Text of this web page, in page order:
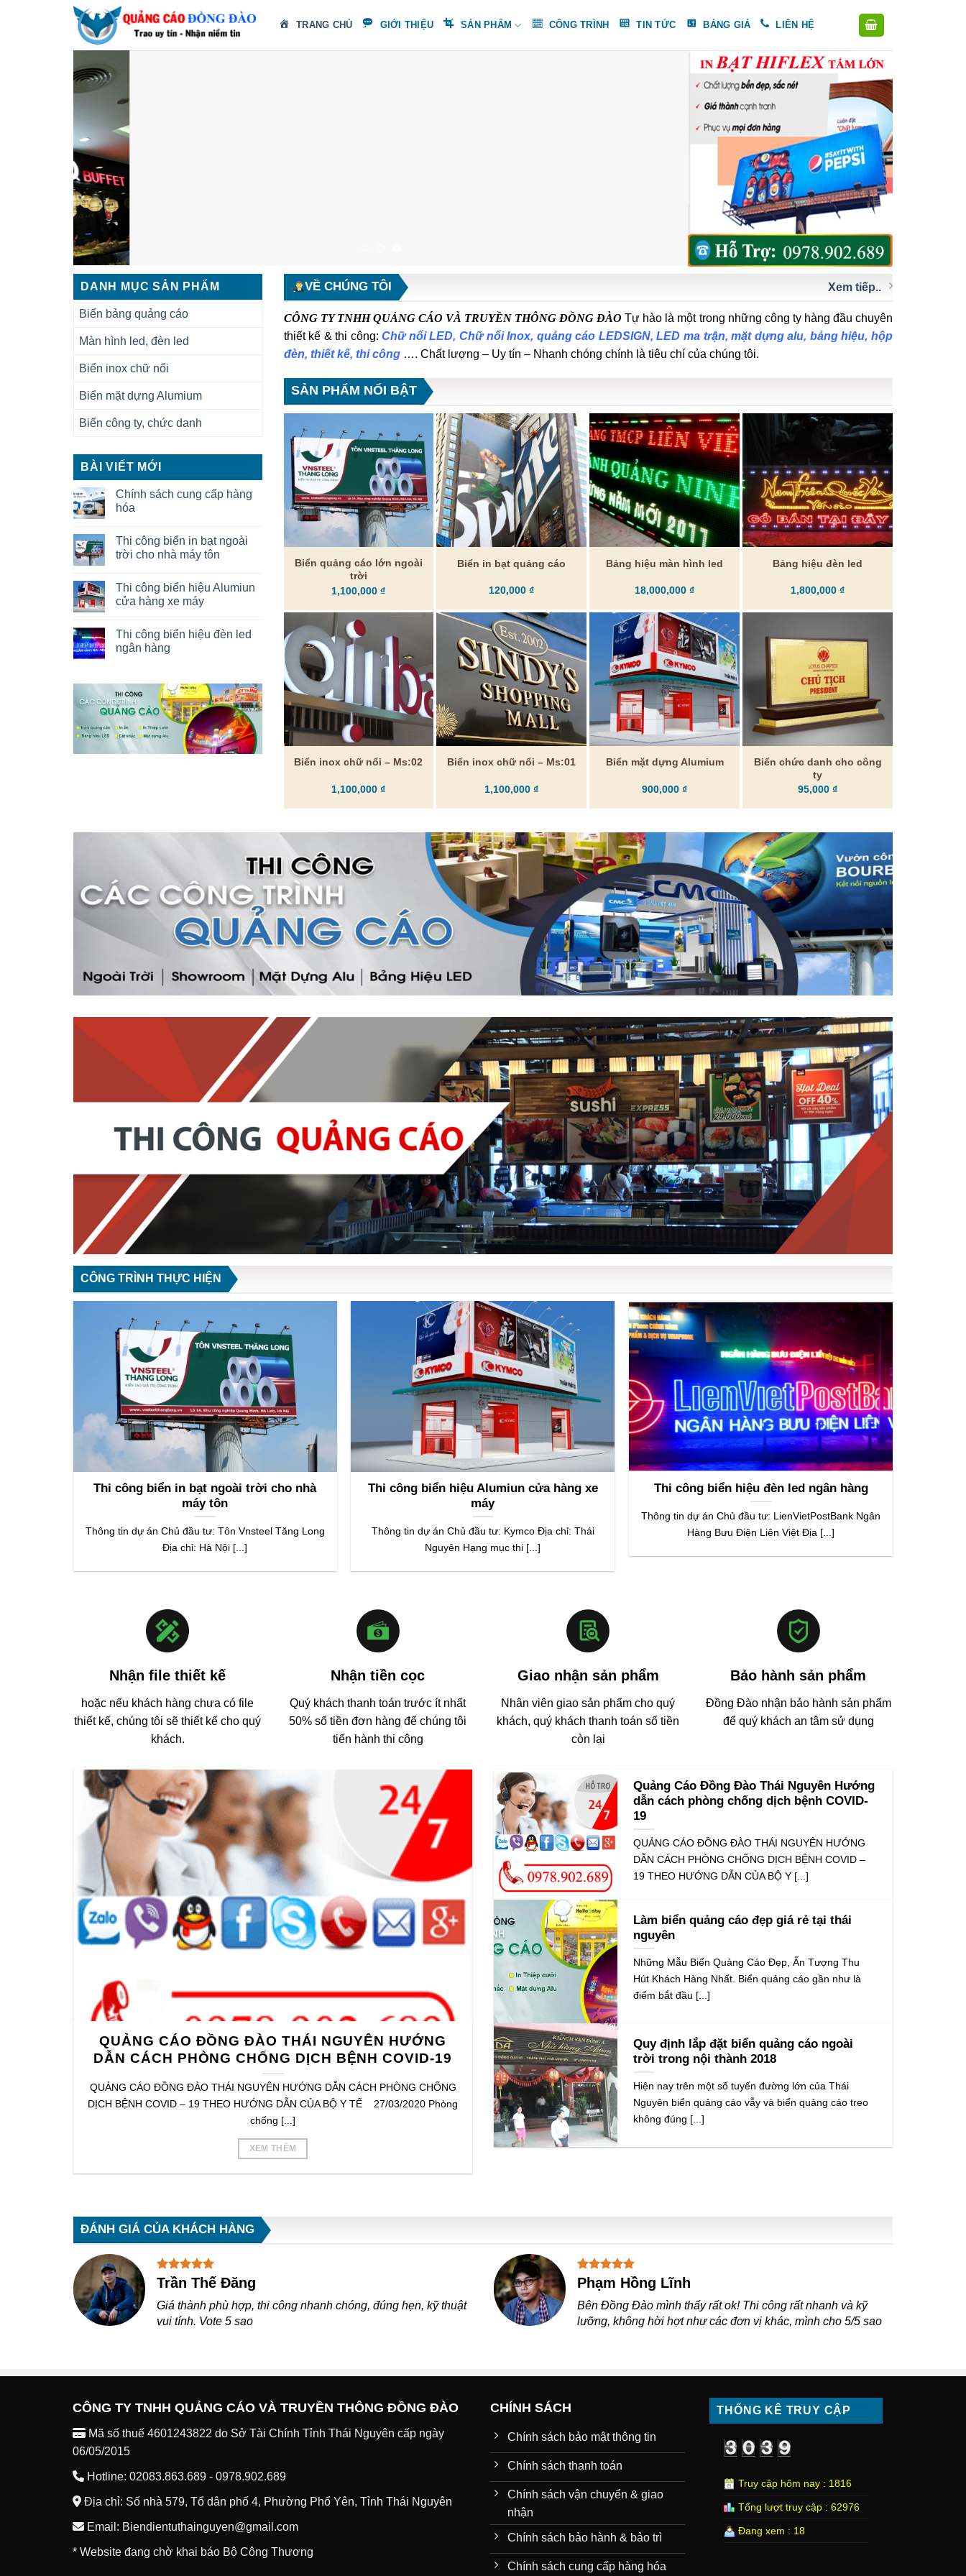
TRANG CHỦ GIỚI THIỆU SẢN PHẨM CÔNG TRÌNH TIN TỨC BẢNG GIÁ LIÊN HỆ
DANH MỤC SẢN PHẨM
Biển bảng quảng cáo
Màn hình led, đèn led
Biển inox chữ nổi
Biển mặt dựng Alumium
Biển công ty, chức danh
BÀI VIẾT MỚI
Chính sách cung cấp hàng
hóa
Thi công biển in bạt ngoài
trời cho nhà máy tôn
Thi công biển hiệu Alumiun
cửa hàng xe máy
Thi công biển hiệu đèn led
ngân hàng
VỀ CHÚNG TÔI Xem tiếp..
CÔNG TY TNHH QUẢNG CÁO VÀ TRUYỀN THÔNG ĐỒNG ĐÀO Tự hào là một trong những công ty hàng đầu chuyên
thiết kế & thi công:Chữ nổi LED, Chữ nổi Inox, quảng cáo LEDSIGN, LED ma trận, mặt dựng alu, bảng hiệu, hộp
đèn, thiết kế, thi công…. Chất lượng – Uy tín – Nhanh chóng chính là tiêu chí của chúng tôi.
SẢN PHẨM NỔI BẬT
Biển quảng cáo lớn ngoài
trời
1,100,000₫
Biển in bạt quảng cáo
120,000₫
Bảng hiệu màn hình led
18,000,000₫
Bảng hiệu đèn led
1,800,000₫
Biển inox chữ nổi – Ms:02
1,100,000₫
Biển inox chữ nổi – Ms:01
1,100,000₫
Biển mặt dựng Alumium
900,000₫
Biển chức danh cho công
ty
95,000₫
CÔNG TRÌNH THỰC HIỆN
Thi công biển in bạt ngoài trời cho nhà
máy tôn
Thông tin dự án Chủ đầu tư: Tôn Vnsteel Tăng Long
Địa chỉ: Hà Nội [...]
Thi công biển hiệu Alumiun cửa hàng xe
máy
Thông tin dự án Chủ đầu tư: Kymco Địa chỉ: Thái
Nguyên Hạng mục thi [...]
Thi công biển hiệu đèn led ngân hàng
Thông tin dự án Chủ đầu tư: LienVietPostBank Ngân
Hàng Bưu Điện Liên Việt Địa [...]
Nhận file thiết kế
hoặc nếu khách hàng chưa có file
thiết kế, chúng tôi sẽ thiết kế cho quý
khách.
Nhận tiền cọc
Quý khách thanh toán trước ít nhất
50% số tiền đơn hàng để chúng tôi
tiến hành thi công
Giao nhận sản phẩm
Nhân viên giao sản phẩm cho quý
khách, quý khách thanh toán số tiền
còn lại
Bảo hành sản phẩm
Đồng Đào nhận bảo hành sản phẩm
để quý khách an tâm sử dụng
QUẢNG CÁO ĐỒNG ĐÀO THÁI NGUYÊN HƯỚNG
DẪN CÁCH PHÒNG CHỐNG DỊCH BỆNH COVID-19
QUẢNG CÁO ĐỒNG ĐÀO THÁI NGUYÊN HƯỚNG DẪN CÁCH PHÒNG CHỐNG
DỊCH BỆNH COVID – 19 THEO HƯỚNG DẪN CỦA BỘ Y TẾ 27/03/2020 Phòng
chống [...]
XEM THÊM
Quảng Cáo Đồng Đào Thái Nguyên Hướng
dẫn cách phòng chống dịch bệnh COVID-
19
QUẢNG CÁO ĐỒNG ĐÀO THÁI NGUYÊN HƯỚNG
DẪN CÁCH PHÒNG CHỐNG DỊCH BỆNH COVID –
19 THEO HƯỚNG DẪN CỦA BỘ Y [...]
Làm biển quảng cáo đẹp giá rẻ tại thái
nguyên
Những Mẫu Biển Quảng Cáo Đẹp, Ấn Tượng Thu
Hút Khách Hàng Nhất. Biển quảng cáo gần như là
điểm bắt đầu [...]
Quy định lắp đặt biển quảng cáo ngoài
trời trong nội thành 2018
Hiện nay trên một số tuyến đường lớn của Thái
Nguyên biển quảng cáo vẫy và biển quảng cáo treo
không đúng [...]
ĐÁNH GIÁ CỦA KHÁCH HÀNG
Phạm Hoàng Khoa
Biển led quảng cáo bên mình có đặt bên Đồng Đào làm. Rất
đúng hẹn và thấy rất ok. Lâu hư hỏng, Good
Trần Hoàng Bách
Thi công rất đẹp, rất nhanh và rất chuyên nghiệp. AE nào ở
Thái Nguyên nên qua Đồng Đào xem thử, riêng mình thì Good
CÔNG TY TNHH QUẢNG CÁO VÀ TRUYỀN THÔNG ĐỒNG ĐÀO
Mã số thuế 4601243822 do Sở Tài Chính Tỉnh Thái Nguyên cấp ngày
06/05/2015
Hotline: 02083.863.689 - 0978.902.689
Địa chỉ: Số nhà 579, Tổ dân phố 4, Phường Phổ Yên, Tỉnh Thái Nguyên
Email: Biendientuthainguyen@gmail.com
* Website đang chờ khai báo Bộ Công Thương
CHÍNH SÁCH
Chính sách bảo mật thông tin
Chính sách thanh toán
Chính sách vận chuyển & giao
nhận
Chính sách bảo hành & bảo trì
Chính sách cung cấp hàng hóa
THỐNG KÊ TRUY CẬP
Truy cập hôm nay : 1816
Tổng lượt truy cập : 62976
Đang xem : 18